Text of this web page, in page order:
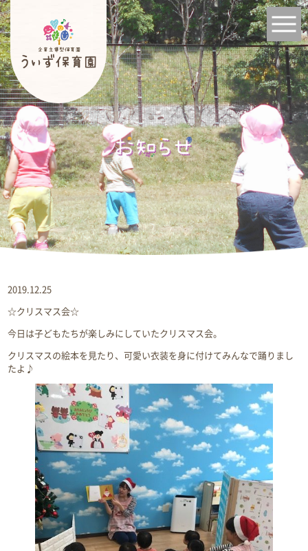
2019.12.25
☆クリスマス会☆
今日は子どもたちが楽しみにしていたクリスマス会。
クリスマスの絵本を見たり、可愛い衣装を身に付けてみんなで踊りまし
たよ♪